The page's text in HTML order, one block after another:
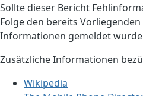
Sollte dieser Bericht
Folge den bereits
Informationen gemeldet
Zusätzliche Informationen
Wikipedia